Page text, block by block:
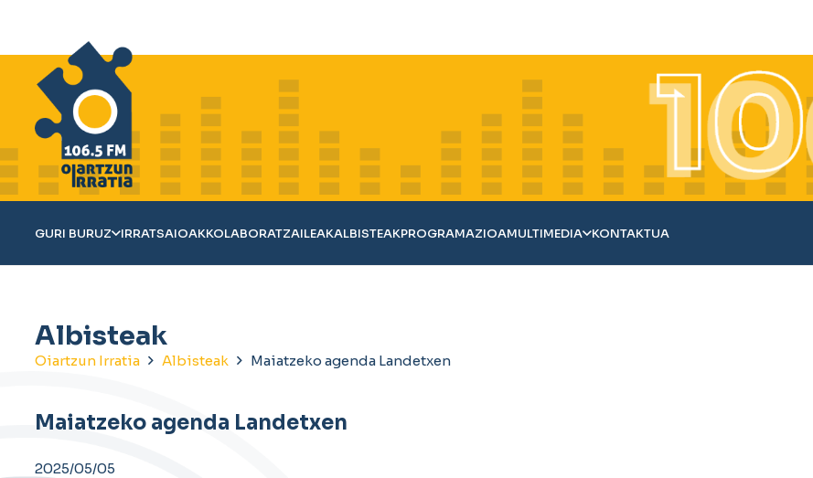
GURI BURUZ IRRATSAIOAKKOLABORATZAILEAKALBISTEAKPROGRAMAZIOAMULTIMEDIA KONTAKTUA
Albisteak
Oiartzun Irratia Albisteak Maiatzeko agenda Landetxen
Maiatzeko agenda Landetxen
2025/05/05